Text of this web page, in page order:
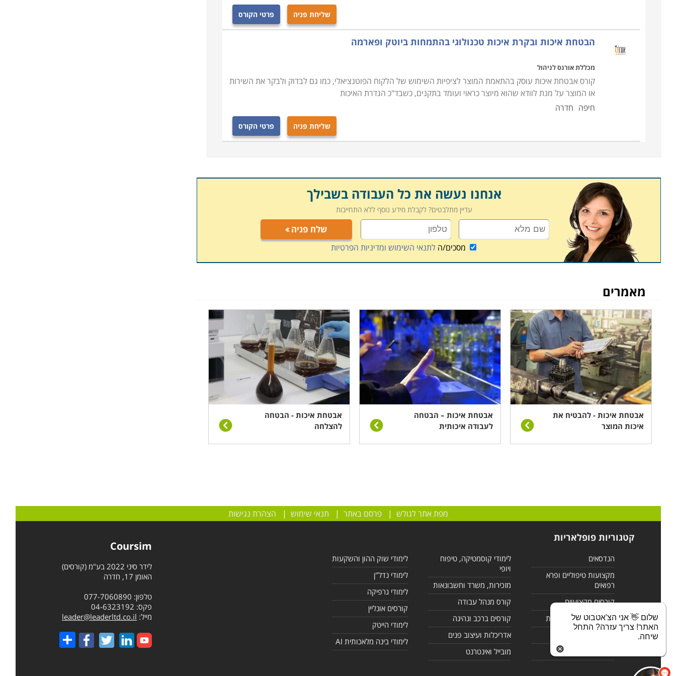
על השירותים והמוצרים הניתנים על ידו. תהיו מעורבים בתהליכים של שיפור המוצרים ושיפור התהליכים בהם הם
קורס אבטחת איכות ניתן ללמוד במוסדות לימוד רבים. בכל הארץ תוכלו למצוא מכללה או מוסד המעבירים את הקורס:
בחיפה, תל אביב, ירושלים ובאר שבע. כך שאם בחרתם להתמקצע בתפקיד החשוב הזה תוכלו לבחור את המקום הנוח
שליחת פניה פרטי הקורס
הבטחת איכות ובקרת איכות טכנולוגי בהתמחות ביוטק ופארמה
מכללת אורנס לניהול
קורס אבטחת איכות עוסק בהתאמת המוצר לציפיות השימוש של הלקוח הפוטנציאלי, כמו גם לבדוק ולבקר את השירות
או המוצר על מנת לוודא שהוא מיוצר כראוי ועומד בתקנים, כשבד"כ הגדרת האיכות
חיפה חדרה
שליחת פניה פרטי הקורס
אנחנו נעשה את כל העבודה בשבילך
עדיין מתלבטים? לקבלת מידע נוסף ללא התחייבות
שלח פניה
מסכים/הלתנאי השימוש ומדיניות הפרטיות
מאמרים
אבטחת איכות - להבטיח את
איכות המוצר
אבטחת איכות – הבטחה
לעבודה איכותית
אבטחת איכות - הבטחה
להצלחה
מפת אתר לגולש |פרסם באתר | תנאי שימוש | הצהרת נגישות
קטגוריות פופלאריות
הנדסאים
מקצועות טיפוליים ופרא
רפואים
קורסים מקצועיים
לימודי מחשבים ורשתות
לימודי קוסמטיקה, טיפוח
ויופי
מזכירות, משרד וחשבונאות
קורס מנהל עבודה
קורסים ברכב ונהיגה
אדריכלות ועיצוב פנים
מובייל ואינטרנט
לימודי שוק ההון והשקעות
לימודי נדל"ן
לימודי גרפיקה
קורסים אונליין
לימודי הייטק
לימודי בינה מלאכותית AI
Coursim
לידר סיני 2022 בע"מ (קורסים)
האומן 17, חדרה
טלפון: 077-7060890
פקס: 04-6323192
מייל: leader@leaderltd.co.il
Share
שלום 👋 אני הצ'אטבוט של
האתר! צריך עזרה? התחל
שיחה.